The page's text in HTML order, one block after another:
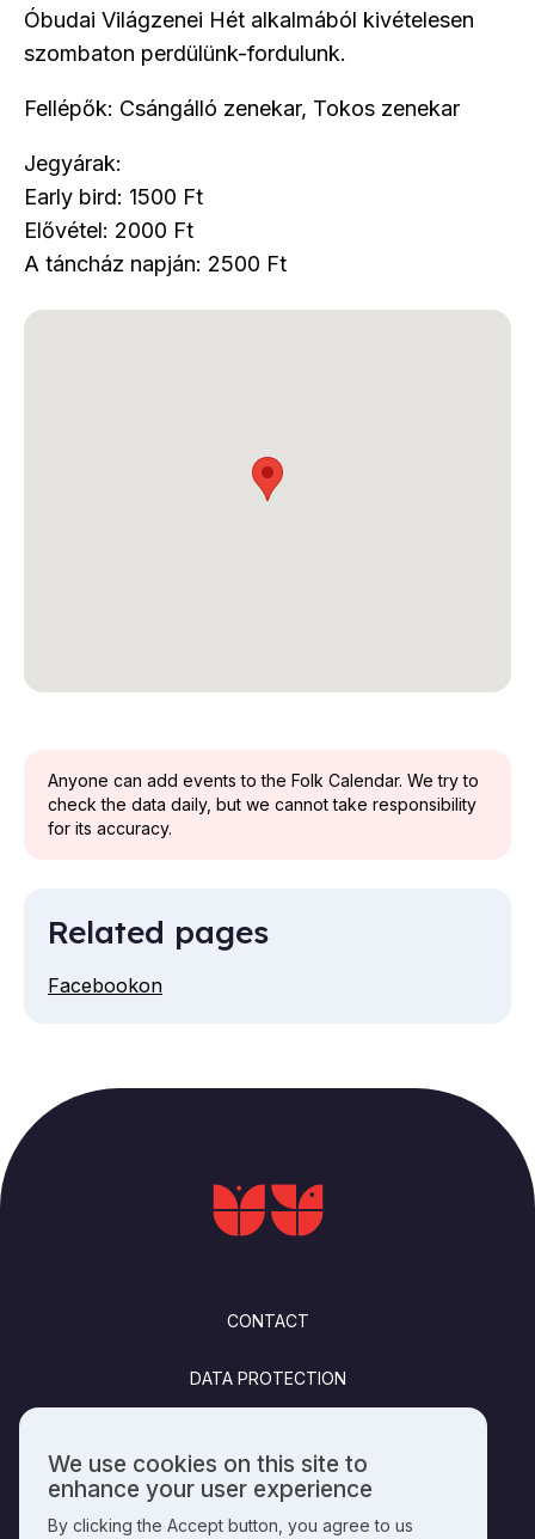
Óbudai Világzenei Hét alkalmából kivételesen
szombaton perdülünk-fordulunk.
Fellépők: Csángálló zenekar, Tokos zenekar
Jegyárak:
Early bird: 1500 Ft
Elővétel: 2000 Ft
A táncház napján: 2500 Ft
Anyone can add events to the Folk Calendar. We try to
check the data daily, but we cannot take responsibility
for its accuracy.
Related pages
Facebookon
CONTACT
DATA PROTECTION
PUBLISHING INFO
Use
of
personal
We use cookies on this site to
enhance your user experience
By clicking the Accept button, you agree to us